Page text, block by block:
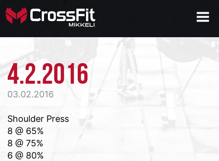
4.2.2016
03.02.2016
Shoulder Press
8 @ 65%
8 @ 75%
6 @ 80%